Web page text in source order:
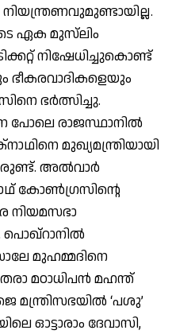
ഏക മുസ്‌ലിം
നിഷേധിച്ചുകൊണ്ട്
ഭീകരവാദികളെയും
ഭര്‍ത്സിച്ചു.
പോലെ രാജസ്ഥാനില്‍
മുഖ്യമന്ത്രിയായി
അല്‍വാര്‍
കോണ്‍ഗ്രസിന്റെ
നിയമസഭാ
പൊഖ്‌റാനില്‍
മുഹമ്മദിനെ
മഠാധിപന്‍ മഹന്ത്
മന്ത്രിസഭയില്‍ ‘പശു’
ഓട്ടാരാം ദേവാസി,